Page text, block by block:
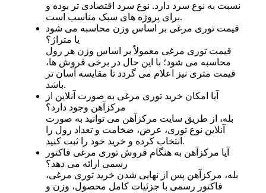
نسبت به نوع سرد دارد. نوع سرد اقتصادی‌ تر بوده و
برای پروژه‌ های سبک مناسب است.
قیمت توری مرغی بر اساس وزن محاسبه می ‌شود
یا متراژ؟
قیمت توری مرغی معمولاً بر اساس وزن هر رول
محاسبه می‌ شود؛ با این حال در برخی فروش‌ ها،
قیمت متری نیز اعلام می‌ گردد تا مقایسه آسان‌ تر
باشد.
آیا امکان خرید توری مرغی به‌ صورت آنلاین از
مرکزآهن وجود دارد؟
بله، از طریق سایت مرکزآهن می‌ توانید به‌ صورت
آنلاین نوع توری، عرض، ضخامت و تعداد رول را
انتخاب کرده و خرید خود را ثبت کنید.
آیا مرکزآهن به هنگام فروش توری مرغی فاکتور
رسمی ارائه می دهد؟
بله، مرکزآهن پس از نهایی‌ شدن خرید توری مرغی،
فاکتور رسمی با جزئیات کامل محصول، وزن و